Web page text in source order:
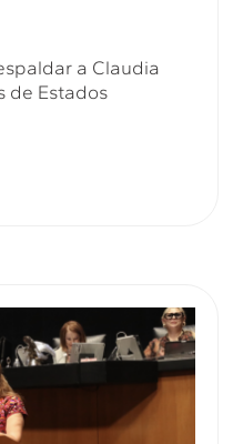
a Claudia
de Estados